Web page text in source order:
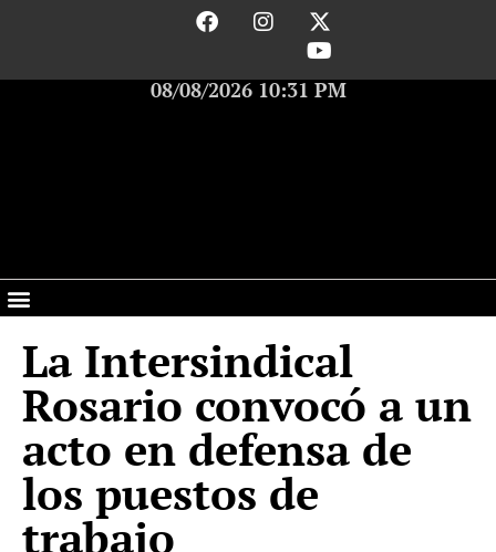
08/08/2026 10:31 PM
La Intersindical
Rosario convocó a un
acto en defensa de
los puestos de
trabajo